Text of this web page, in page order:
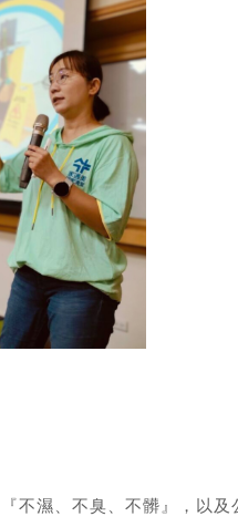
不濕、不臭、不髒』，以及